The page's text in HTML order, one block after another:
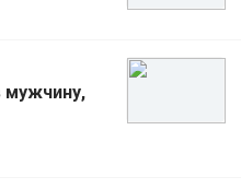
мужчину,